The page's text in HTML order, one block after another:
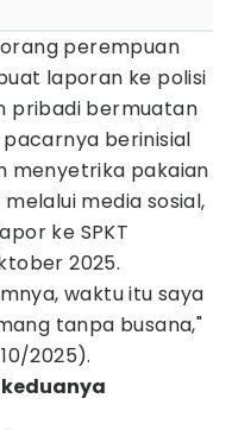
perempuan
laporan ke polisi
pribadi bermuatan
berinisial
menyetrika pakaian
media sosial,
ke SPKT
2025.
waktu itu saya
tanpa busana,"
2025).